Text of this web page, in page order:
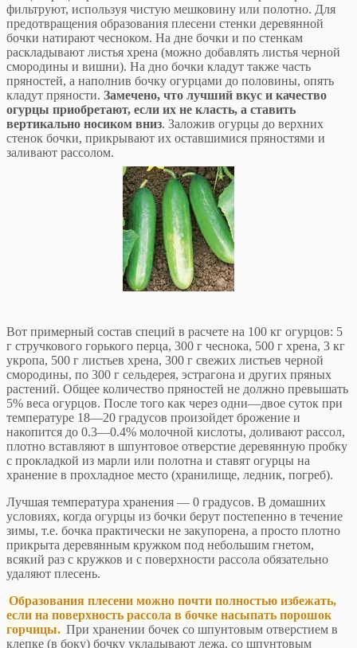
фильтруют, используя чистую мешковину или полотно. Для
предотвращения образования плесени стенки деревянной
бочки натирают чесноком. На дне бочки и по стенкам
раскладывают листья хрена (можно добавлять листья черной
смородины и вишни). На дно бочки кладут также часть
пряностей, а наполнив бочку огурцами до половины, опять
кладут пряности. Замечено, что лучший вкус и качество
огурцы приобретают, если их не класть, а ставить
вертикально носиком вниз. Заложив огурцы до верхних
стенок бочки, прикрывают их оставшимися пряностями и
заливают рассолом.
Вот примерный состав специй в расчете на 100 кг огурцов: 5
г стручкового горького перца, 300 г чеснока, 500 г хрена, 3 кг
укропа, 500 г листьев хрена, 300 г свежих листьев черной
смородины, по 300 г сельдерея, эстрагона и других пряных
растений. Общее количество пряностей не должно превышать
5% веса огурцов. После того как через одни—двое суток при
температуре 18—20 градусов произойдет брожение и
накопится до 0.3—0.4% молочной кислоты, доливают рассол,
плотно вставляют в шпунтовое отверстие деревянную пробку
с прокладкой из марли или полотна и ставят огурцы на
хранение в прохладное место (хранилище, ледник, погреб).
Лучшая температура хранения — 0 градусов. В домашних
условиях, когда огурцы из бочки берут постепенно в течение
зимы, т.е. бочка практически не закупорена, а просто плотно
прикрыта деревянным кружком под небольшим гнетом,
всякий раз с кружков и с поверхности рассола обязательно
удаляют плесень.
Образования плесени можно почти полностью избежать,
если на поверхность рассола в бочке насыпать порошок
горчицы. При хранении бочек со шпунтовым отверстием в
клепке (в боку) бочку укладывают лежа, со шпунтовым